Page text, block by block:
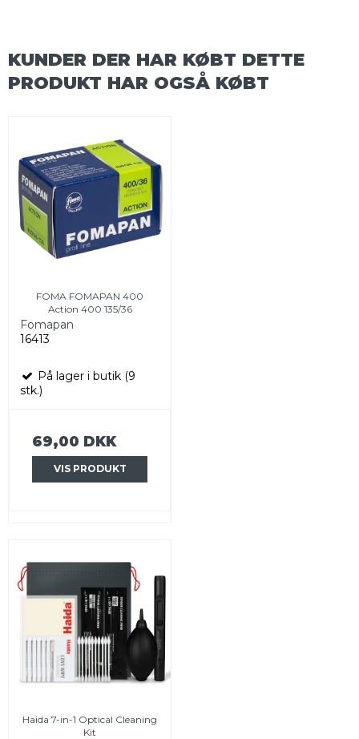
KUNDER DER HAR KØBT DETTE
PRODUKT HAR OGSÅ KØBT
FOMA FOMAPAN 400
Action 400 135/36
Fomapan
16413
På lager i butik (9
stk.)
69,00 DKK
VIS PRODUKT
Haida 7-in-1 Optical Cleaning
Kit